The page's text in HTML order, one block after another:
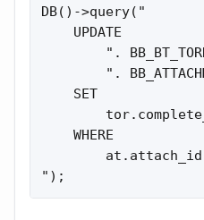
DB()->query("
    UPDATE
".
".
    SET
    WHERE
");